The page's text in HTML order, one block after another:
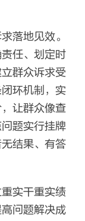
落地见效。
任、划定时
群众诉求受
环机制，实
让群众像查
题实行挂牌
结果、有答
实干重实绩
问题解决成